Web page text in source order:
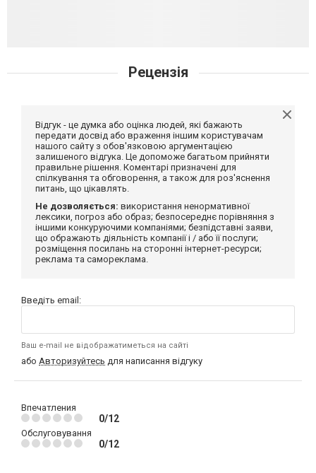
Рецензія
Відгук - це думка або оцінка людей, які бажають
передати досвід або враження іншим користувачам
нашого сайту з обов'язковою аргументацією
залишеного відгука. Це допоможе багатьом прийняти
правильне рішення. Коментарі призначені для
спілкування та обговорення, а також для роз'яснення
питань, що цікавлять.
Не дозволяється: використання ненормативної
лексики, погроз або образ; безпосереднє порівняння з
іншими конкуруючими компаніями; безпідставні заяви,
що ображають діяльність компанії і / або її послуги;
розміщення посилань на сторонні інтернет-ресурси;
реклама та самореклама.
Введіть email:
Ваш e-mail не відображатиметься на сайті
або Авторизуйтесь для написання відгуку
Впечатления
0/12
Обслуговування
0/12